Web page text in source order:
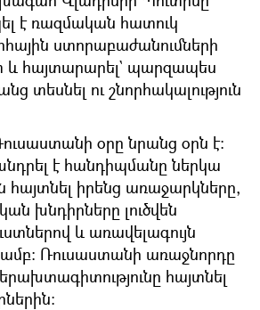
է ռազմական հատուկ
ստորաբաժանումների
և հայտարարել` պարզապես
տեսնել ու շնորհակալություն
օրը նրանց օրն է։
է հանդիպմանը ներկա
հայտնել իրենց առաջարկները,
խնդիրները լուծվեն
և առավելագույն
Ռուսաստանի առաջնորդը
հայտնել